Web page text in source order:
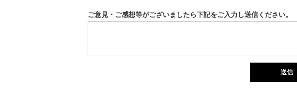
ご意見・ご感想等がございましたら下記をご入力し送信ください。